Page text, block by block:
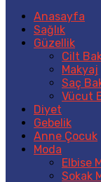
Anasayfa
Sağlık
Güzellik
Cilt
Makyaj
Saç
Vücut
Diyet
Gebelik
Anne Çocuk
Moda
Elbise
Sokak